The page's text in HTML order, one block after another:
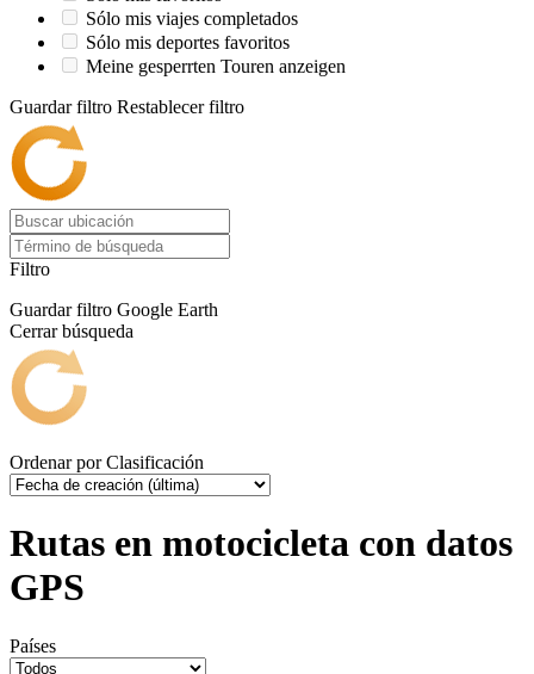
Sólo mis viajes completados
Sólo mis deportes favoritos
Meine gesperrten Touren anzeigen
Guardar filtro Restablecer filtro
Filtro
Guardar filtro Google Earth
Cerrar búsqueda
Ordenar por Clasificación
Rutas en motocicleta con datos
GPS
Países